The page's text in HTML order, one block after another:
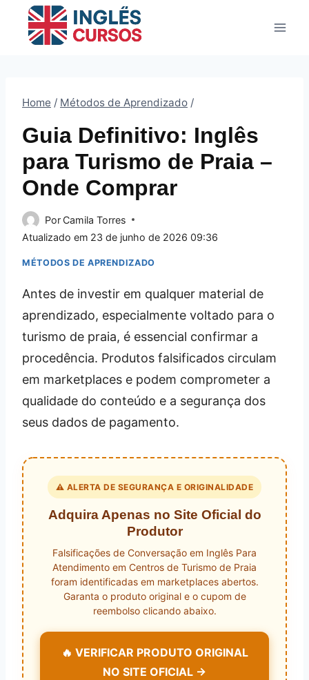
Home / Métodos de Aprendizado /
Guia Definitivo: Inglês
para Turismo de Praia –
Onde Comprar
PorCamila Torres
Atualizado em 23 de junho de 2026 09:36
MÉTODOS DE APRENDIZADO
Antes de investir em qualquer material de
aprendizado, especialmente voltado para o
turismo de praia, é essencial confirmar a
procedência. Produtos falsificados circulam
em marketplaces e podem comprometer a
qualidade do conteúdo e a segurança dos
seus dados de pagamento.
⚠️ ALERTA DE SEGURANÇA E ORIGINALIDADE
Adquira Apenas no Site Oficial do
Produtor
Falsificações de Conversação em Inglês Para
Atendimento em Centros de Turismo de Praia
foram identificadas em marketplaces abertos.
Garanta o produto original e o cupom de
reembolso clicando abaixo.
🔥 VERIFICAR PRODUTO ORIGINAL
NO SITE OFICIAL →